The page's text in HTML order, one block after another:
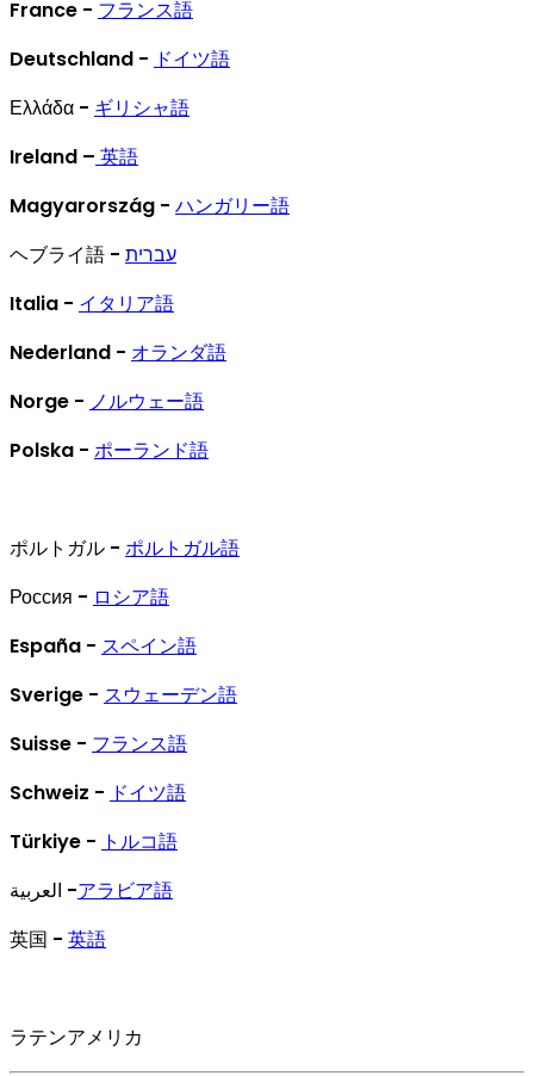
France - フランス語
Deutschland - ドイツ語
Ελλάδα - ギリシャ語
Ireland – 英語
Magyarország - ハンガリー語
ヘブライ語 - עברית
Italia - イタリア語
Nederland - オランダ語
Norge - ノルウェー語
Polska - ポーランド語
ポルトガル - ポルトガル語
Россия - ロシア語
España - スペイン語
Sverige - スウェーデン語
Suisse - フランス語
Schweiz - ドイツ語
Türkiye - トルコ語
العربية -アラビア語
英国 - 英語
ラテンアメリカ